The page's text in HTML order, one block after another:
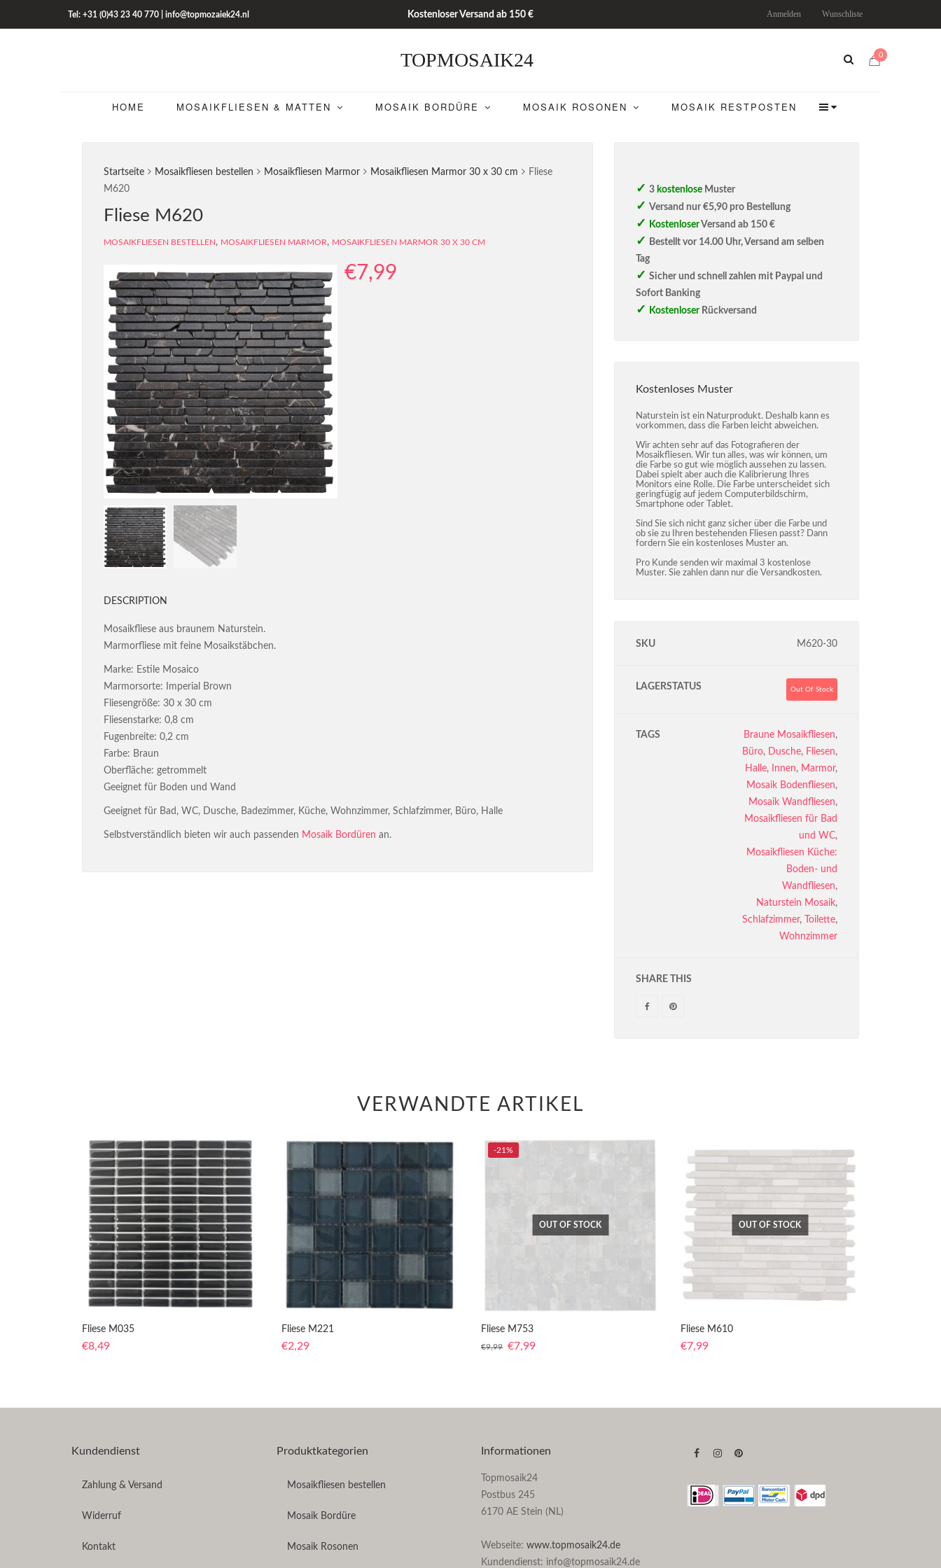
Tel: +31 (0)43 23 40 770 | info@topmozaiek24.nl Kostenloser Versand ab 150 € Anmelden Wunschliste
TOPMOSAIK24 0
HOME MOSAIKFLIESEN & MATTEN MOSAIK BORDÜRE MOSAIK ROSONEN MOSAIK RESTPOSTEN
Startseite Mosaikfliesen bestellen Mosaikfliesen Marmor Mosaikfliesen Marmor 30 x 30 cm
Fliese
M620
Fliese M620
MOSAIKFLIESEN BESTELLEN, MOSAIKFLIESEN MARMOR, MOSAIKFLIESEN MARMOR 30 X 30 CM
€7,99
DESCRIPTION
Mosaikfliese aus braunem Naturstein.
Marmorfliese mit feine Mosaikstäbchen.
Marke: Estile Mosaico
Marmorsorte: Imperial Brown
Fliesengröße: 30 x 30 cm
Fliesenstarke: 0,8 cm
Fugenbreite: 0,2 cm
Farbe: Braun
Oberfläche: getrommelt
Geeignet für Boden und Wand
Geeignet für Bad, WC, Dusche, Badezimmer, Küche, Wohnzimmer, Schlafzimmer, Büro, Halle
Selbstverständlich bieten wir auch passenden Mosaik Bordüren an.
3 kostenlose Muster
Versand nur €5,90 pro Bestellung
KostenloserVersand ab 150 €
Bestellt vor 14.00 Uhr, Versand am selben
Tag
Sicher und schnell zahlen mit Paypal und
Sofort Banking
KostenloserRückversand
Kostenloses Muster
Naturstein ist ein Naturprodukt. Deshalb kann es
vorkommen, dass die Farben leicht abweichen.
Wir achten sehr auf das Fotografieren der
Mosaikfliesen. Wir tun alles, was wir können, um
die Farbe so gut wie möglich aussehen zu lassen.
Dabei spielt aber auch die Kalibrierung Ihres
Monitors eine Rolle. Die Farbe unterscheidet sich
geringfügig auf jedem Computerbildschirm,
Smartphone oder Tablet.
Sind Sie sich nicht ganz sicher über die Farbe und
ob sie zu Ihren bestehenden Fliesen passt? Dann
fordern Sie ein kostenloses Muster an.
Pro Kunde senden wir maximal 3 kostenlose
Muster. Sie zahlen dann nur die Versandkosten.
SKU M620-30
LAGERSTATUS Out Of Stock
TAGS Braune Mosaikfliesen,
Büro, Dusche, Fliesen,
Halle, Innen, Marmor,
Mosaik Bodenfliesen,
Mosaik Wandfliesen,
Mosaikfliesen für Bad
und WC,
Mosaikfliesen Küche:
Boden- und
Wandfliesen,
Naturstein Mosaik,
Schlafzimmer, Toilette,
Wohnzimmer
SHARE THIS
VERWANDTE ARTIKEL
Fliese M035
€8,49
Fliese M221
€2,29
-21%
OUT OF STOCK
Fliese M753
€9,99 €7,99
OUT OF STOCK
Fliese M610
€7,99
Kundendienst
Zahlung & Versand
Widerruf
Kontakt
Produktkategorien
Mosaikfliesen bestellen
Mosaik Bordüre
Mosaik Rosonen
Informationen
Topmosaik24
Postbus 245
6170 AE Stein (NL)
Webseite: www.topmosaik24.de
Kundendienst: info@topmosaik24.de